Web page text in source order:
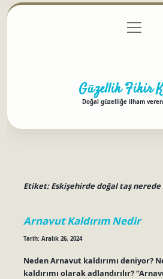
Gizlilik Politikası
menüyü
aç
Güzellik Fikir
Doğal güzelliğe ilham
Etiket:Eskişehirde doğal taş
Arnavut Kaldırım Nedir
Tarih: Aralık 26, 2024
Neden Arnavut kaldırımı deniyor?
kaldırımı olarak adlandırılır?